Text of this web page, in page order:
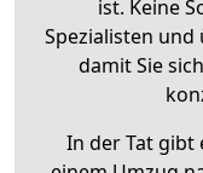
ist. Keine
Spezialisten
damit Sie
In der Tat gibt